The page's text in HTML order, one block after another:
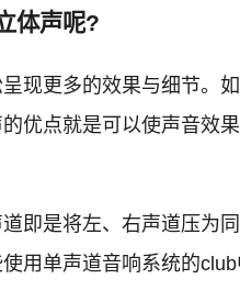
体声呢?
现更多的效果与细节。
优点就是可以使声音效
即是将左、右声道压为
用单声道音响系统的